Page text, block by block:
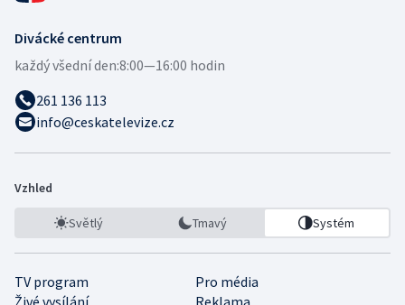
Divácké centrum
každý všední den:8:00—16:00 hodin
261 136 113
info@ceskatelevize.cz
Vzhled
Světlý Tmavý Systém
TV program
Pro média
Živé vysílání
Reklama